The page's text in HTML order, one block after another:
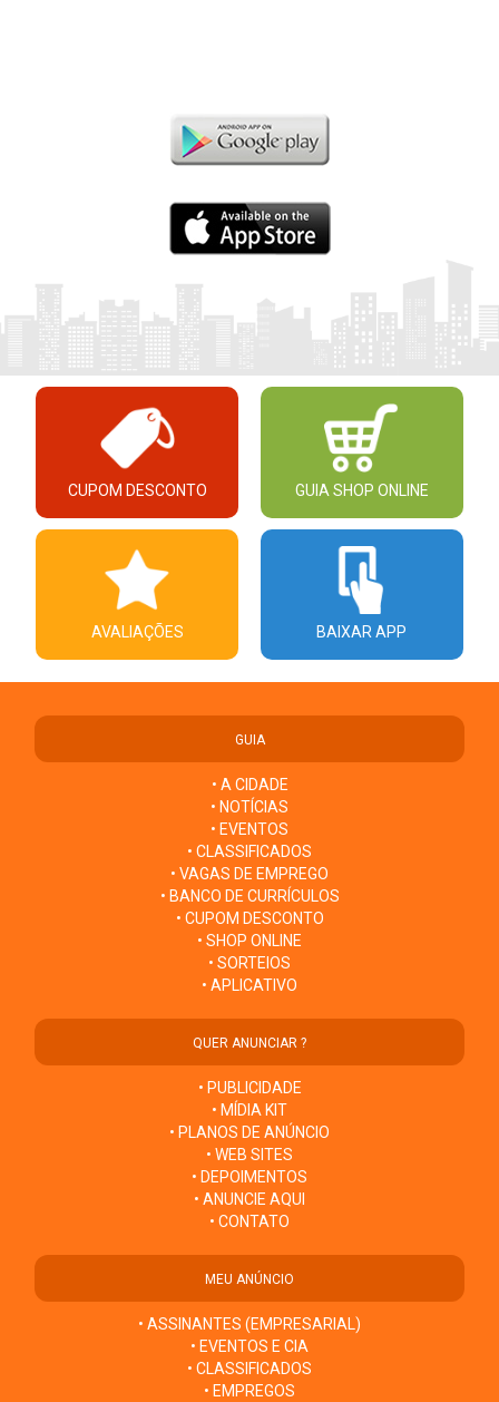
CUPOM DESCONTO GUIA SHOP ONLINE
AVALIAÇÕES BAIXAR APP
GUIA
• A CIDADE
• NOTÍCIAS
• EVENTOS
• CLASSIFICADOS
• VAGAS DE EMPREGO
• BANCO DE CURRÍCULOS
• CUPOM DESCONTO
• SHOP ONLINE
• SORTEIOS
• APLICATIVO
QUER ANUNCIAR ?
• PUBLICIDADE
• MÍDIA KIT
• PLANOS DE ANÚNCIO
• WEB SITES
• DEPOIMENTOS
• ANUNCIE AQUI
• CONTATO
MEU ANÚNCIO
• ASSINANTES (EMPRESARIAL)
• EVENTOS E CIA
• CLASSIFICADOS
• EMPREGOS